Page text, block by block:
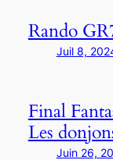
Rando
Juil 8,
Final
Les
Juin 26,